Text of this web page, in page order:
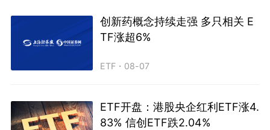
创新药概念持续走强 多只相关 E
TF涨超6%
ETF ・ 08-07
ETF开盘：港股央企红利ETF涨4.
83% 信创ETF跌2.04%